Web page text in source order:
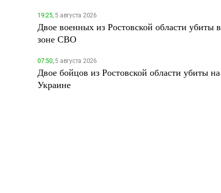
19:25,5 августа 2026
Двое военных из Ростовской области убиты в
зоне СВО
07:50,5 августа 2026
Двое бойцов из Ростовской области убиты на
Украине